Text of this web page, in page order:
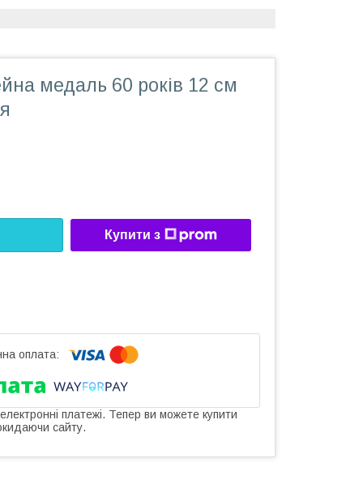
медаль 60 років 12 см
Купити з
платежі. Тепер ви можете купити
сайту.